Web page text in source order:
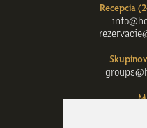
Recepcia